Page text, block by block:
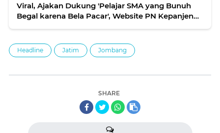
Viral, Ajakan Dukung 'Pelajar SMA yang Bunuh
Begal karena Bela Pacar', Website PN Kepanjen
Headline Jatim Jombang
SHARE